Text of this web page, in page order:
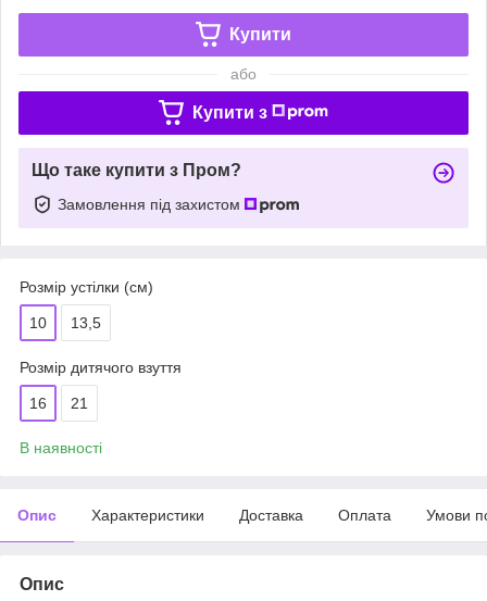
Купити
або
Купити з
Що таке купити з Пром?
Замовлення під захистом
Розмір устілки (см)
10 13,5
Розмір дитячого взуття
16 21
В наявності
Опис Характеристики Доставка Оплата Умови
Опис